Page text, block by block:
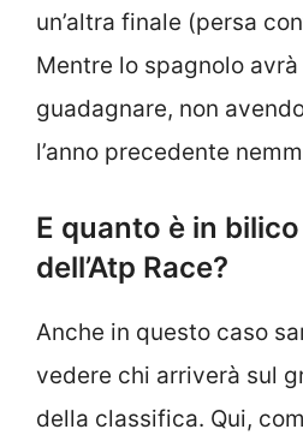
un’altra finale (persa
Mentre lo spagnolo
guadagnare, non
l’anno precedente
E quanto è in
dell’Atp Race?
Anche in questo caso
vedere chi arriverà sul
della classifica. Qui,